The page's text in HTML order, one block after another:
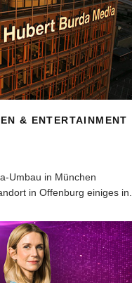
& ENTERTAINMENT
Umbau in München
in Offenburg einiges in